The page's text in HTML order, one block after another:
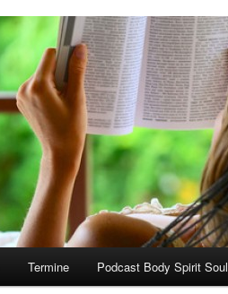
Termine Podcast Body Spirit Soul